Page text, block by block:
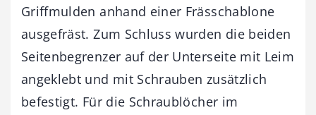
Griffmulden anhand einer Frässchablone
ausgefräst. Zum Schluss wurden die beiden
Seitenbegrenzer auf der Unterseite mit Leim
angeklebt und mit Schrauben zusätzlich
befestigt. Für die Schraublöcher im